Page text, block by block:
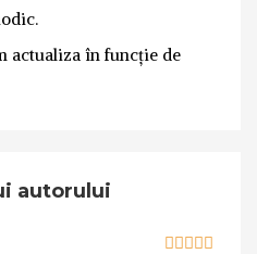
actualiza în funcție de
autorului